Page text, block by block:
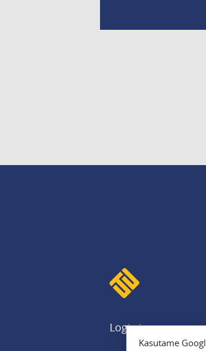
Logi sisse
Kasutame